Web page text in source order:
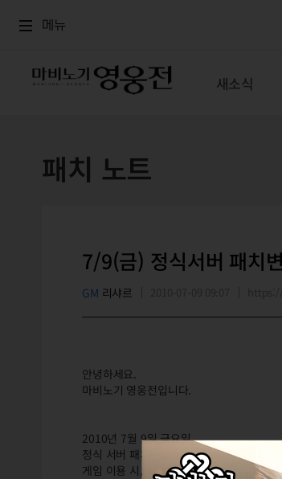
메뉴
새소식
패치 노트
7/9(금) 정식서버 패치
GM 리샤르
안녕하세요.
마비노기 영웅전입니다.
2010년 7월 9일 금요일,
정식 서버 패치 이후에 적용된 변경점은 아
게임 이용 시, 참고해주시기 바랍니다.